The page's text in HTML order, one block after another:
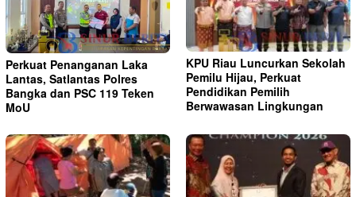
Perkuat Penanganan Laka
Lantas, Satlantas Polres
Bangka dan PSC 119 Teken
MoU
KPU Riau Luncurkan Sekolah
Pemilu Hijau, Perkuat
Pendidikan Pemilih
Berwawasan Lingkungan